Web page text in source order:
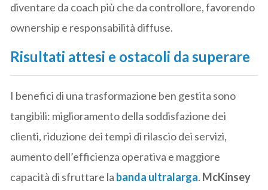
diventare da coach più che da controllore, favorendo
ownership e responsabilità diffuse.
Risultati attesi e ostacoli da superare
I benefici di una trasformazione ben gestita sono
tangibili: miglioramento della soddisfazione dei
clienti, riduzione dei tempi di rilascio dei servizi,
aumento dell’efficienza operativa e maggiore
capacità di sfruttare la banda ultralarga. McKinsey